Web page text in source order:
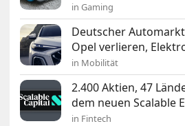
in Gaming
Deutscher
Opel verlieren,
in Mobilität
2.400 Aktien, 47
dem neuen Scalable
in Fintech